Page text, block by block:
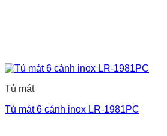
Tủ mát
Tủ mát 6 cánh inox LR-1981PC